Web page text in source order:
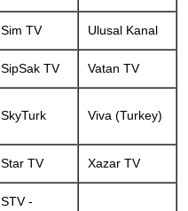
Sim TV Ulusal Kanal
SipSak TV Vatan TV
SkyTurk Viva (Turkey)
Star TV Xazar TV
STV -